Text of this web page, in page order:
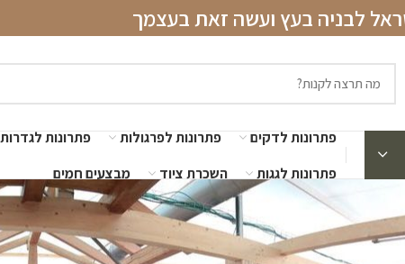
לבניה בעץ ועשה זאת בעצמך
פתרונות לדקים פתרונות לפרגולות
פתרונות
פתרונות לגגות
השכרת ציוד מבצעים חמים